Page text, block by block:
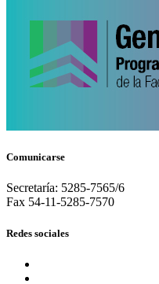
Comunicarse
Secretaría: 5285-7565/6
Fax 54-11-5285-7570
Redes sociales